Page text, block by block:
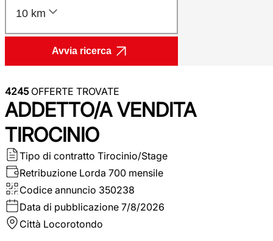
10 km
Avvia ricerca
4245OFFERTE TROVATE
ADDETTO/A VENDITA
TIROCINIO
Tipo di contratto Tirocinio/Stage
Retribuzione Lorda 700 mensile
Codice annuncio 350238
Data di pubblicazione 7/8/2026
Città Locorotondo